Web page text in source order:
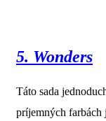
5. Wonders
Táto sada
príjemných farbách